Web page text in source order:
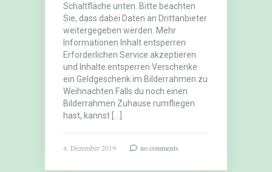
Schaltfläche unten. Bitte beachten
Sie, dass dabei Daten an Drittanbieter
weitergegeben werden. Mehr
Informationen Inhalt entsperren
Erforderlichen Service akzeptieren
und Inhalte entsperren Verschenke
ein Geldgeschenk im Bilderrahmen zu
Weihnachten Falls du noch einen
Bilderrahmen Zuhause rumfliegen
hast, kannst […]
4. Dezember 2019 no comments